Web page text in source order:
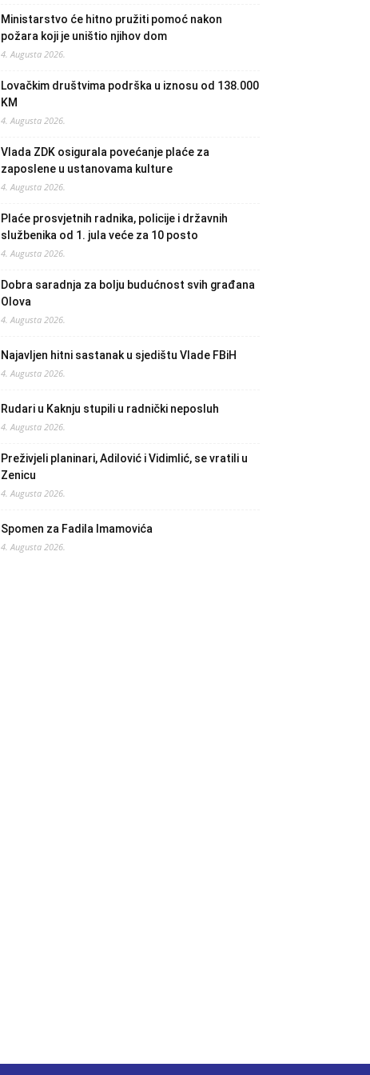
Ministarstvo će hitno pružiti pomoć nakon
požara koji je uništio njihov dom
4. Augusta 2026.
Lovačkim društvima podrška u iznosu od 138.000
KM
4. Augusta 2026.
Vlada ZDK osigurala povećanje plaće za
zaposlene u ustanovama kulture
4. Augusta 2026.
Plaće prosvjetnih radnika, policije i državnih
službenika od 1. jula veće za 10 posto
4. Augusta 2026.
Dobra saradnja za bolju budućnost svih građana
Olova
4. Augusta 2026.
Najavljen hitni sastanak u sjedištu Vlade FBiH
4. Augusta 2026.
Rudari u Kaknju stupili u radnički neposluh
4. Augusta 2026.
Preživjeli planinari, Adilović i Vidimlić, se vratili u
Zenicu
4. Augusta 2026.
Spomen za Fadila Imamovića
4. Augusta 2026.